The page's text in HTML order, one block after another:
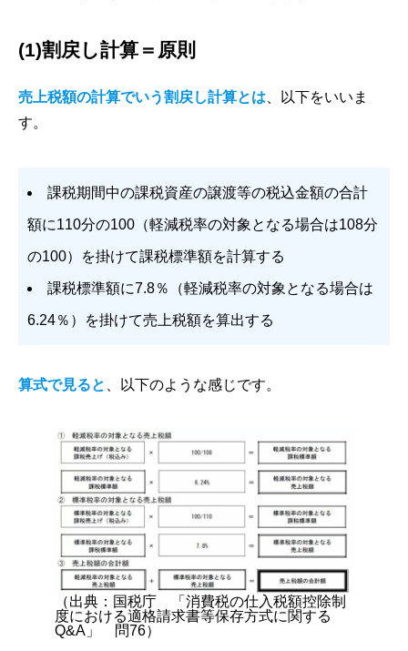
(1)割戻し計算＝原則
売上税額の計算でいう割戻し計算とは 、以下をいいま
す。
課税期間中の課税資産の譲渡等の税込金額の合計
額に110分の100（軽減税率の対象となる場合は108分
の100）を掛けて課税標準額を計算する
課税標準額に7.8％（軽減税率の対象となる場合は
6.24％）を掛けて売上税額を算出する
算式で見ると 、以下のような感じです。
（出典：国税庁 「消費税の仕入税額控除制
度における適格請求書等保存方式に関する
Q&A」 問76）